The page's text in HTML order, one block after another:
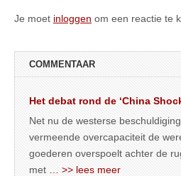
Je moet inloggen om een reactie te
COMMENTAAR
Het debat rond de ‘China
Net nu de westerse
vermeende overcapaciteit de
goederen overspoelt achter de
met
… >> lees meer